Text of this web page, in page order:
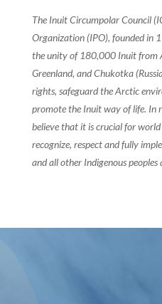
The Inuit Circumpolar Council
Organization (IPO), founded in
the unity of 180,000 Inuit from
Greenland, and Chukotka
rights, safeguard the Arctic
promote the Inuit way of life. In
believe that it is crucial for
recognize, respect and fully
and all other Indigenous peoples